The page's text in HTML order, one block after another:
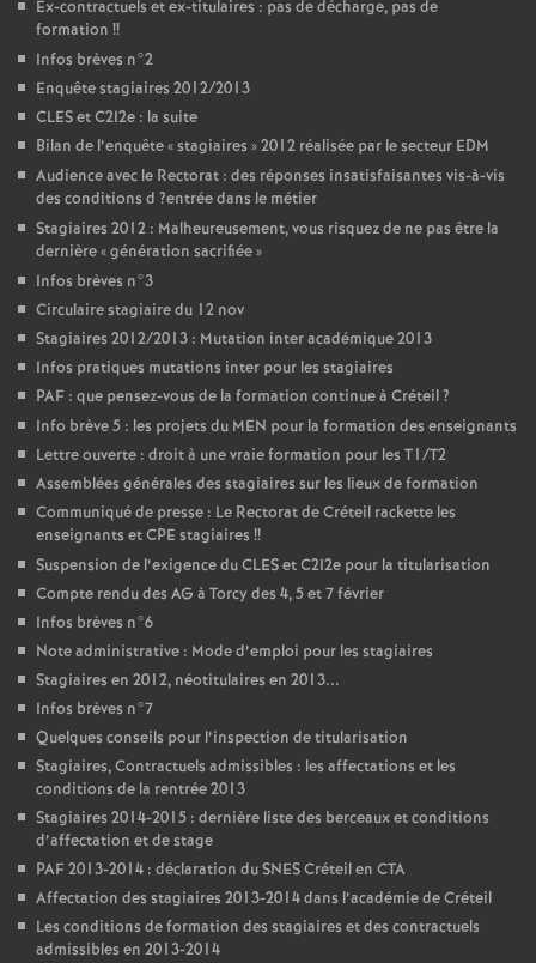
Ex-contractuels et ex-titulaires : pas de décharge, pas de
formation !!
Infos brèves n°2
Enquête stagiaires 2012/2013
CLESet C2I2e : la suite
Bilan de l’enquête «stagiaires » 2012 réalisée par le secteur EDM
Audience avec le Rectorat : des réponses insatisfaisantes vis-à-vis
des conditions d ?entrée dans le métier
Stagiaires 2012 : Malheureusement, vous risquez de ne pas être la
dernière «génération sacrifiée»
Infos brèves n°3
Circulaire stagiaire du 12 nov
Stagiaires 2012/2013 : Mutation inter académique 2013
Infos pratiques mutations inter pour les stagiaires
PAF : que pensez-vous de la formation continue à Créteil?
Info brève 5 : les projets du MEN pour la formation des enseignants
Lettre ouverte : droit à une vraie formation pour les T1/T2
Assemblées générales des stagiaires sur les lieux de formation
Communiqué de presse : Le Rectorat de Créteil rackette les
enseignants etCPE stagiaires !!
Suspension de l’exigence duCLESet C2I2e pour la titularisation
Compte rendu des AG à Torcy des 4, 5 et 7 février
Infos brèves n°6
Note administrative : Mode d’emploi pour les stagiaires
Stagiaires en 2012, néotitulaires en 2013...
Infos brèves n°7
Quelques conseils pour l’inspection de titularisation
Stagiaires, Contractuels admissibles : les affectations et les
conditions de la rentrée 2013
Stagiaires 2014-2015 : dernière liste des berceaux et conditions
d’affectation et de stage
PAF2013-2014 : déclaration duSNESCréteil en CTA
Affectation des stagiaires 2013-2014 dans l’académie de Créteil
Les conditions de formation des stagiaires et des contractuels
admissibles en 2013-2014